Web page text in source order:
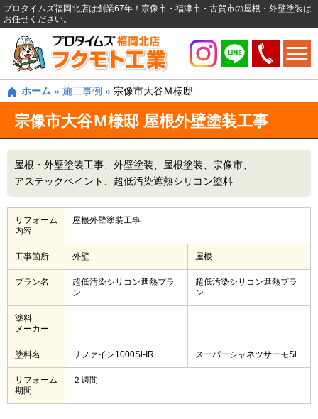
プロタイムズ福岡北店は創業67年！宗像市・福津市・古賀市の屋根・外壁塗装は
お任せください。
ホーム » 施工事例 » 宗像市大谷Ｍ様邸
宗像市大谷Ｍ様邸 屋根外壁塗装工事
屋根・外壁塗装工事 外壁塗装 屋根塗装
宗像市
アステックペイント
超低汚染遮熱シリコン塗料
リフォーム
内容
屋根外壁塗装工事
工事箇所 外壁 屋根
プラン名
超低汚染シリコン遮熱プラ
ン
超低汚染シリコン遮熱プラ
ン
塗料
メーカー
塗料名 リファイン1000Si-IR スーパーシャネツサーモSi
リフォーム
期間
２週間